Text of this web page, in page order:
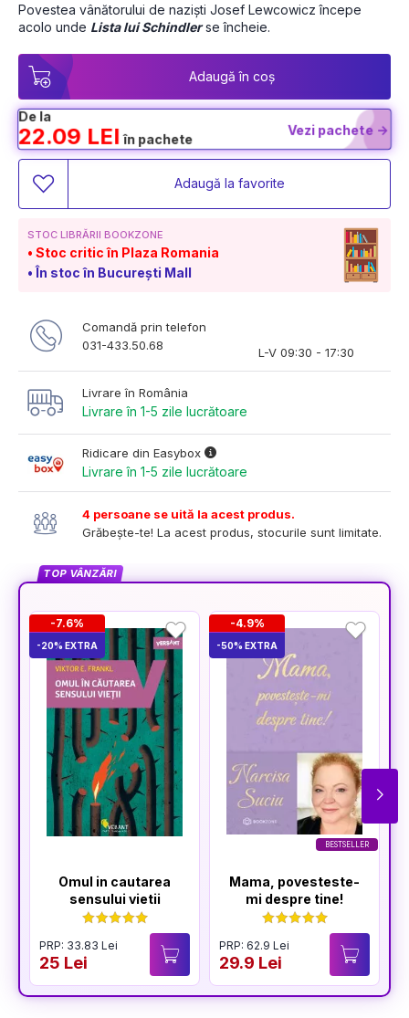
Povestea vânătorului de naziști Josef Lewcowicz începe
acolo unde Lista lui Schindler se încheie.
Adaugă în coș
De la
22.09 LEI în pachete
Vezi pachete ->
Adaugă la favorite
STOC LIBRĂRII BOOKZONE
Stoc critic în Plaza Romania
În stoc în București Mall
Comandă prin telefon
031-433.50.68
L-V 09:30 - 17:30
Livrare în România
Livrare în 1-5 zile lucrătoare
Ridicare din Easybox
Livrare în 1-5 zile lucrătoare
4 persoane se uită la acest produs.
Grăbește-te! La acest produs, stocurile sunt limitate.
TOP VÂNZĂRI
-7.6%
-20% EXTRA
Omul in cautarea
sensului vietii
PRP: 33.83 Lei
25 Lei
BESTSELLER
-4.9%
-50% EXTRA
Mama, povesteste-
mi despre tine!
PRP: 62.9 Lei
29.9 Lei